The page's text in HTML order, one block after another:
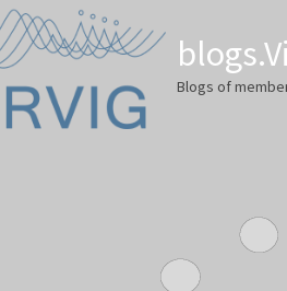
Blogs of